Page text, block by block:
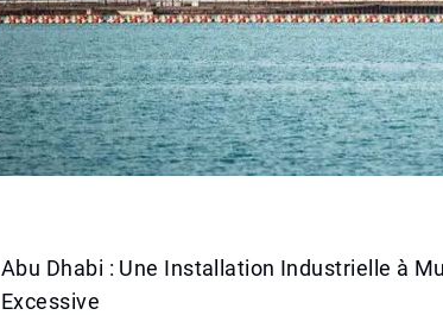
Abu Dhabi : Une Installation Industrielle à
Excessive